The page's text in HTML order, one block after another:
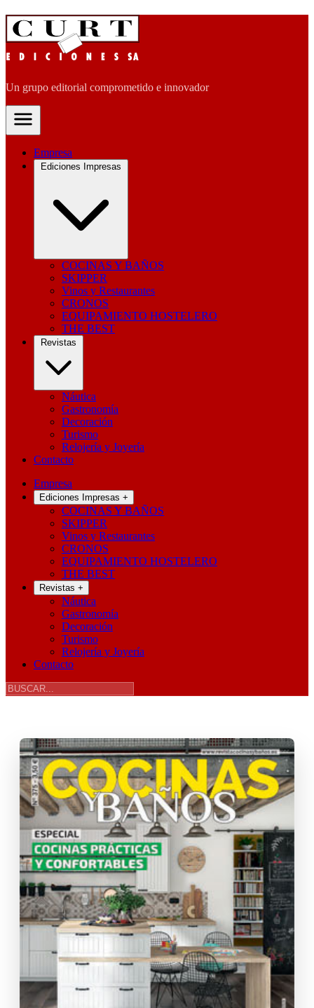
Un grupo editorial comprometido e innovador
Empresa
Ediciones Impresas
COCINAS Y BAÑOS
SKIPPER
Vinos y Restaurantes
CRONOS
EQUIPAMIENTO HOSTELERO
THE BEST
Revistas
Náutica
Gastronomía
Decoración
Turismo
Relojería y Joyería
Contacto
Empresa
Ediciones Impresas +
COCINAS Y BAÑOS
SKIPPER
Vinos y Restaurantes
CRONOS
EQUIPAMIENTO HOSTELERO
THE BEST
Revistas +
Náutica
Gastronomía
Decoración
Turismo
Relojería y Joyería
Contacto